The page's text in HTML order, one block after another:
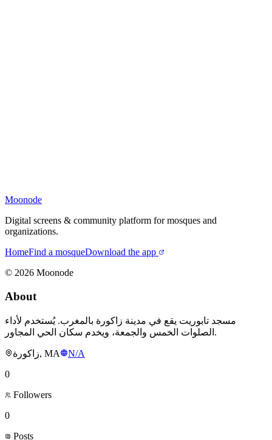
Moonode
Digital screens & community platform for mosques and
organizations.
HomeFind a mosqueDownload the app
© 2026 Moonode
About
مسجد تابوريت يقع في مدينة زاكورة بالمغرب. يُستخدم لأداء
الصلوات الخمس والجمعة، ويخدم سكان الحي المجاور.
زاكورة, MA
N/A
0
Followers
0
Posts